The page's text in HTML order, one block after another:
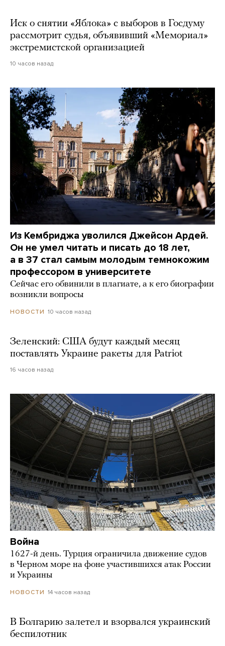
Иск о снятии «Яблока» с выборов в Госдуму
рассмотрит судья, объявивший «Мемориал»
экстремистской организацией
10 часов назад
Из Кембриджа уволился Джейсон Ардей.
Он не умел читать и писать до 18 лет,
а в 37 стал самым молодым темнокожим
профессором в университете
Сейчас его обвинили в плагиате, а к его биографии
возникли вопросы
НОВОСТИ 10 часов назад
Зеленский: США будут каждый месяц
поставлять Украине ракеты для Patriot
16 часов назад
Война
1627-й день. Турция ограничила движение судов
в Черном море на фоне участившихся атак России
и Украины
НОВОСТИ 14 часов назад
В Болгарию залетел и взорвался украинский
беспилотник